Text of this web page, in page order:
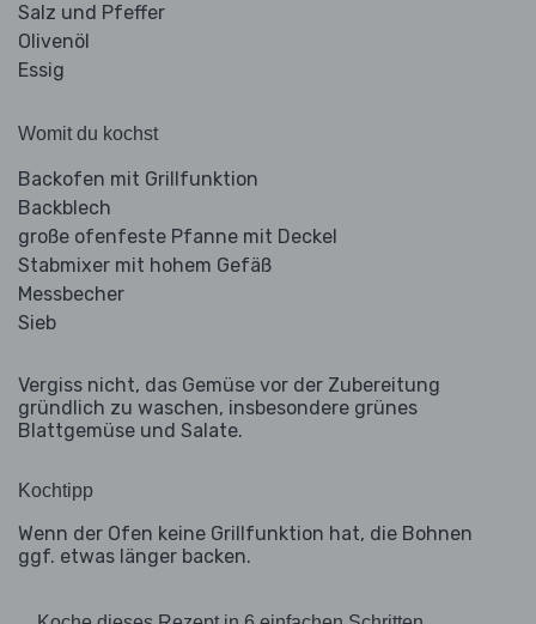
Salz und Pfeffer
Olivenöl
Essig
Womit du kochst
Backofen mit Grillfunktion
Backblech
große ofenfeste Pfanne mit Deckel
Stabmixer mit hohem Gefäß
Messbecher
Sieb
Vergiss nicht, das Gemüse vor der Zubereitung
gründlich zu waschen, insbesondere grünes
Blattgemüse und Salate.
Kochtipp
Wenn der Ofen keine Grillfunktion hat, die Bohnen
ggf. etwas länger backen.